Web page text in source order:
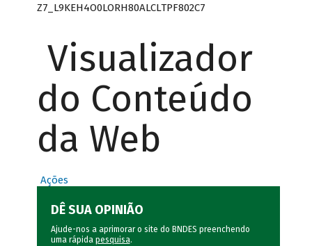
Z7_L9KEH4O0LORH80ALCLTPF802C7
Visualizador
do Conteúdo
da Web
Ações
DÊ SUA OPINIÃO
Ajude-nos a aprimorar o site do BNDES preenchendo
uma rápida pesquisa.